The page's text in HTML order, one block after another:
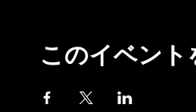
このイベント